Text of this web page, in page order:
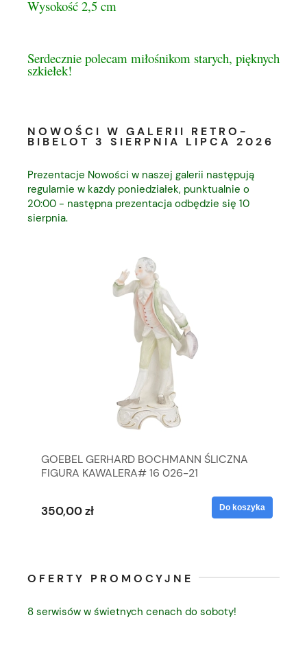
Wysokość 2,5 cm
Serdecznie polecam miłośnikom starych, pięknych
szkiełek!
NOWOŚCI W GALERII RETRO-
BIBELOT 3 SIERPNIA LIPCA 2026
Prezentacje Nowości w naszej galerii następują
regularnie w każdy poniedziałek, punktualnie o
20:00 - następna prezentacja odbędzie się 10
sierpnia.
GOEBEL GERHARD BOCHMANN ŚLICZNA
FIGURA KAWALERA# 16 026-21
350,00 zł Do koszyka
OFERTY PROMOCYJNE
8 serwisów w świetnych cenach do soboty!